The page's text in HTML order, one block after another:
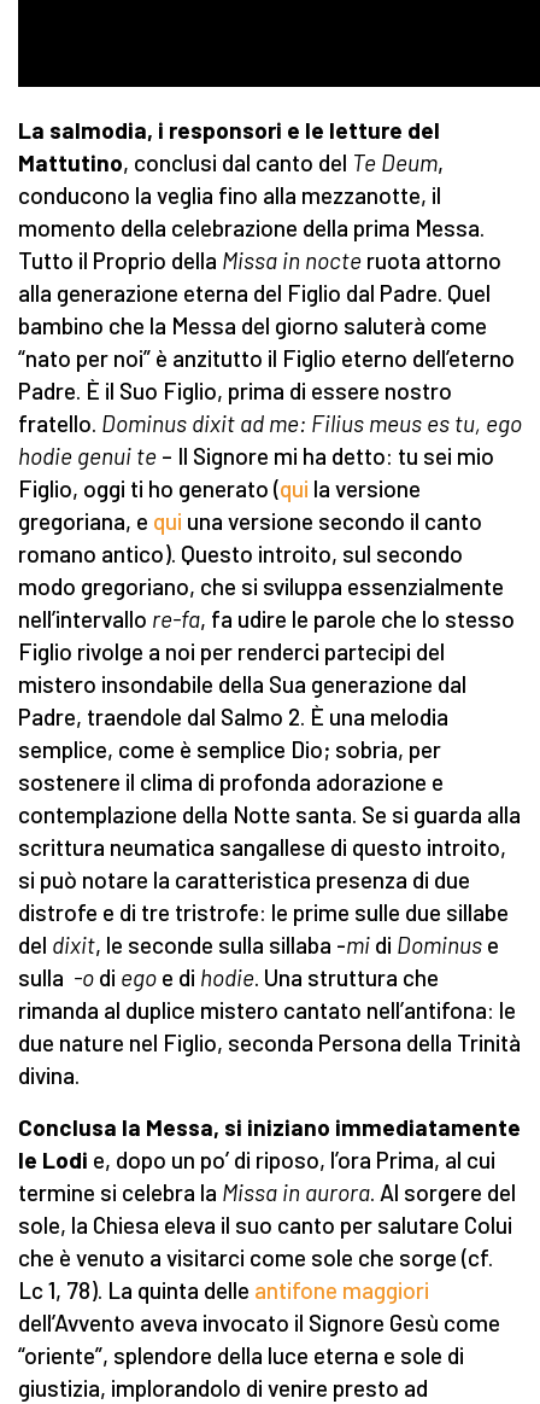
La salmodia, i responsori e le letture del
Mattutino, conclusi dal canto del Te Deum,
conducono la veglia fino alla mezzanotte, il
momento della celebrazione della prima Messa.
Tutto il Proprio della Missa in nocte ruota attorno
alla generazione eterna del Figlio dal Padre. Quel
bambino che la Messa del giorno saluterà come
“nato per noi” è anzitutto il Figlio eterno dell’eterno
Padre. È il Suo Figlio, prima di essere nostro
fratello. Dominus dixit ad me: Filius meus es tu, ego
hodie genui te – Il Signore mi ha detto: tu sei mio
Figlio, oggi ti ho generato (qui la versione
gregoriana, e qui una versione secondo il canto
romano antico). Questo introito, sul secondo
modo gregoriano, che si sviluppa essenzialmente
nell’intervallo re-fa, fa udire le parole che lo stesso
Figlio rivolge a noi per renderci partecipi del
mistero insondabile della Sua generazione dal
Padre, traendole dal Salmo 2. È una melodia
semplice, come è semplice Dio; sobria, per
sostenere il clima di profonda adorazione e
contemplazione della Notte santa. Se si guarda alla
scrittura neumatica sangallese di questo introito,
si può notare la caratteristica presenza di due
distrofe e di tre tristrofe: le prime sulle due sillabe
del dixit, le seconde sulla sillaba -mi di Dominus e
sulla -o di ego e di hodie. Una struttura che
rimanda al duplice mistero cantato nell’antifona: le
due nature nel Figlio, seconda Persona della Trinità
divina.
Conclusa la Messa, si iniziano immediatamente
le Lodi e, dopo un po’ di riposo, l’ora Prima, al cui
termine si celebra la Missa in aurora. Al sorgere del
sole, la Chiesa eleva il suo canto per salutare Colui
che è venuto a visitarci come sole che sorge (cf.
Lc 1, 78). La quinta delle antifone maggiori
dell’Avvento aveva invocato il Signore Gesù come
“oriente”, splendore della luce eterna e sole di
giustizia, implorandolo di venire presto ad